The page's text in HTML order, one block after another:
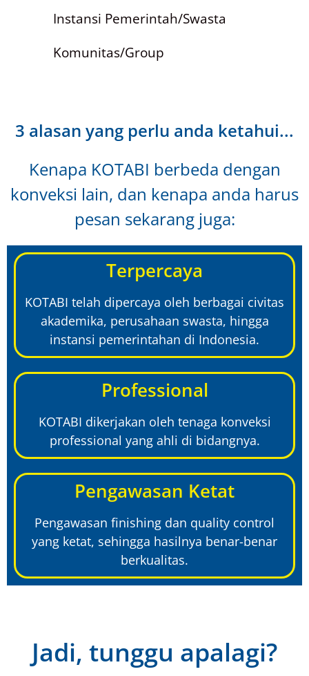
Instansi Pemerintah/Swasta
Komunitas/Group
3 alasan yang perlu anda ketahui...
Kenapa KOTABI berbeda dengan
konveksi lain, dan kenapa anda harus
pesan sekarang juga:
Terpercaya
KOTABI telah dipercaya oleh berbagai civitas
akademika, perusahaan swasta, hingga
instansi pemerintahan di Indonesia.
Professional
KOTABI dikerjakan oleh tenaga konveksi
professional yang ahli di bidangnya.
Pengawasan Ketat
Pengawasan finishing dan quality control
yang ketat, sehingga hasilnya benar-benar
berkualitas.
Jadi, tunggu apalagi?